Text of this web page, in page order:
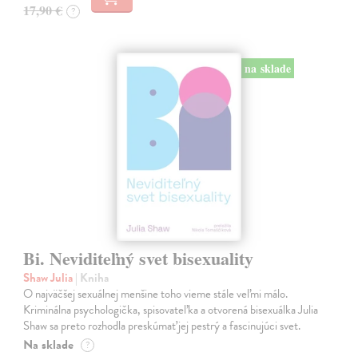
17,90 € ?
na sklade
Bi. Neviditeľný svet bisexuality
Shaw Julia| Kniha
O najväčšej sexuálnej menšine toho vieme stále veľmi málo.
Kriminálna psychologička, spisovateľka a otvorená bisexuálka Julia
Shaw sa preto rozhodla preskúmať jej pestrý a fascinujúci svet.
Na sklade ?